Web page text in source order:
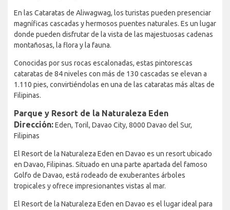
En las Cataratas de Aliwagwag, los turistas pueden presenciar
magníficas cascadas y hermosos puentes naturales. Es un lugar
donde pueden disfrutar de la vista de las majestuosas cadenas
montañosas, la flora y la fauna.
Conocidas por sus rocas escalonadas, estas pintorescas
cataratas de 84 niveles con más de 130 cascadas se elevan a
1.110 pies, convirtiéndolas en una de las cataratas más altas de
Filipinas.
Parque y Resort de la Naturaleza Eden
Dirección:Eden, Toril, Davao City, 8000 Davao del Sur,
Filipinas
El Resort de la Naturaleza Eden en Davao es un resort ubicado
en Davao, Filipinas. Situado en una parte apartada del famoso
Golfo de Davao, está rodeado de exuberantes árboles
tropicales y ofrece impresionantes vistas al mar.
El Resort de la Naturaleza Eden en Davao es el lugar ideal para